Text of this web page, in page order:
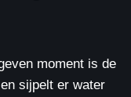
moment is de
sijpelt er water